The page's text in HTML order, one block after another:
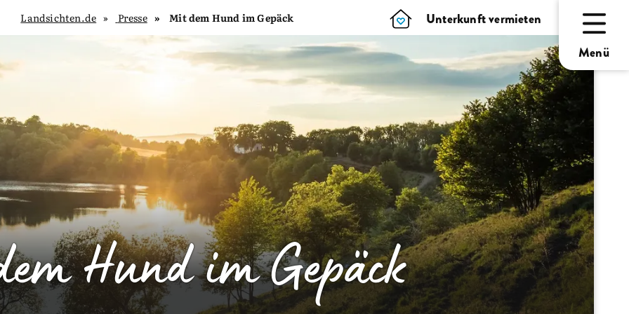
Mit dem Hund im Gepäck
Presse
Landsichten.de
Unterkunft vermieten
Menü
Hund im Gepäck